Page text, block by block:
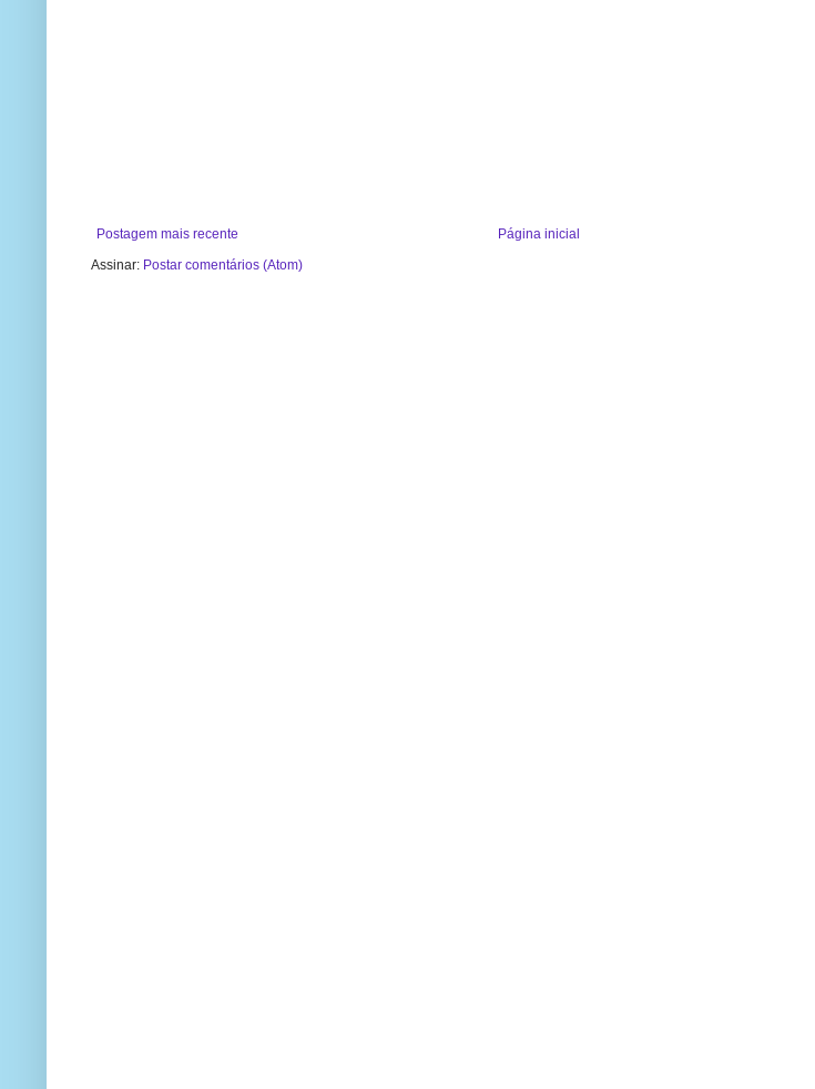
Postagem mais recente
Página inicial
Assinar: Postar comentários (Atom)